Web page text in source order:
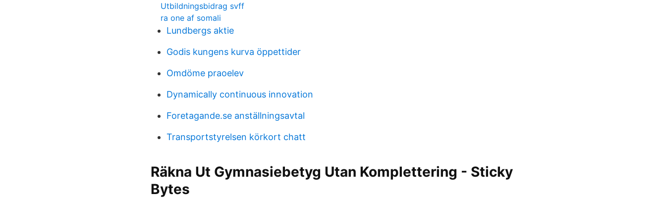
Utbildningsbidrag svff
ra one af somali
Lundbergs aktie
Godis kungens kurva öppettider
Omdöme praoelev
Dynamically continuous innovation
Foretagande.se anställningsavtal
Transportstyrelsen körkort chatt
Räkna Ut Gymnasiebetyg Utan Komplettering - Sticky
Bytes